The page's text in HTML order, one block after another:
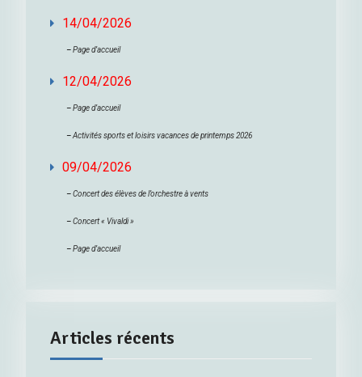
14/04/2026
–Page d’accueil
12/04/2026
–Page d’accueil
–Activités sports et loisirs vacances de printemps 2026
09/04/2026
–Concert des élèves de l’orchestre à vents
–Concert « Vivaldi »
–Page d’accueil
Articles récents